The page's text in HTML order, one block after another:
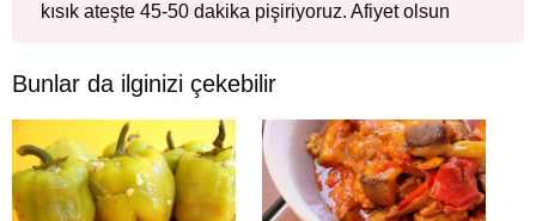
kısık ateşte 45-50 dakika pişiriyoruz. Afiyet olsun
Bunlar da ilginizi çekebilir